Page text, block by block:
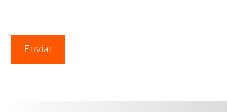
Enviar